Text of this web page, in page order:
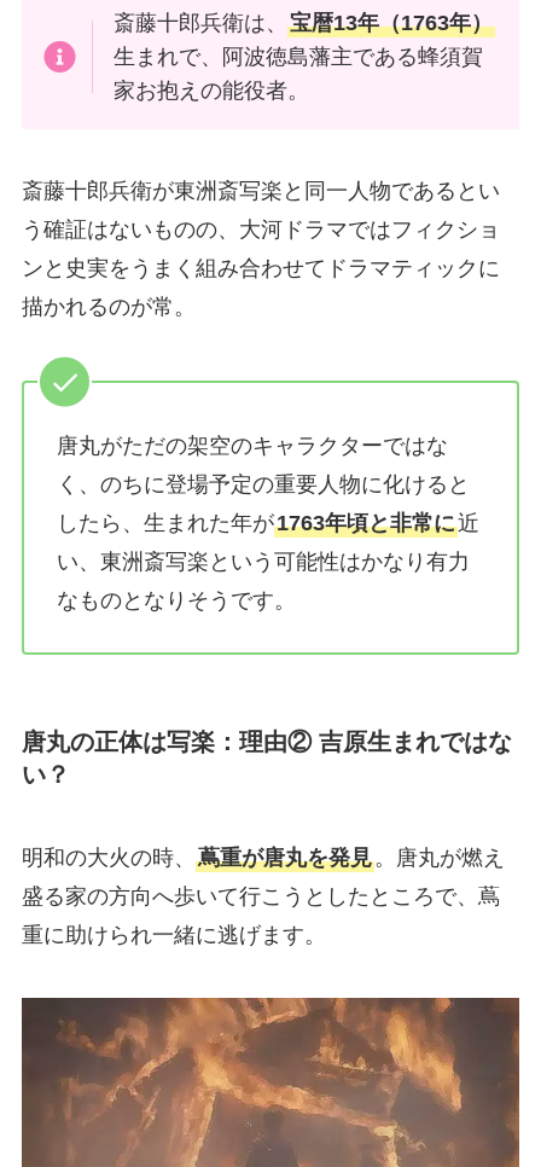
斎藤十郎兵衛は、宝暦13年（1763年）
生まれで、阿波徳島藩主である蜂須賀
家お抱えの能役者。
斎藤十郎兵衛が東洲斎写楽と同一人物であるとい
う確証はないものの、大河ドラマではフィクショ
ンと史実をうまく組み合わせてドラマティックに
描かれるのが常。
唐丸がただの架空のキャラクターではな
く、のちに登場予定の重要人物に化けると
したら、生まれた年が1763年頃と非常に近
い、東洲斎写楽という可能性はかなり有力
なものとなりそうです。
唐丸の正体は写楽：理由② 吉原生まれではな
い？
明和の大火の時、 蔦重が唐丸を発見。唐丸が燃え
盛る家の方向へ歩いて行こうとしたところで、蔦
重に助けられ一緒に逃げます。